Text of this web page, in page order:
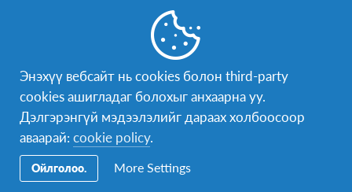
8-р сарын 5, 2026 - 6-р сарын 14, 2027
Энэхүү вебсайт нь cookies болон third-party
cookies ашигладаг болохыг анхаарна уу.
Дэлгэрэнгүй мэдээлэлийг дараах холбоосоор
аваарай: cookie policy.
Ойлголоо. More Settings